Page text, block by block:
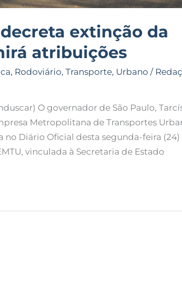
extinção da
atribuições
, Rodoviário, Transporte, Urbano /
O governador de São Paulo,
Metropolitana de Transportes
no Diário Oficial desta segunda-feira (24)
vinculada à Secretaria de Estado